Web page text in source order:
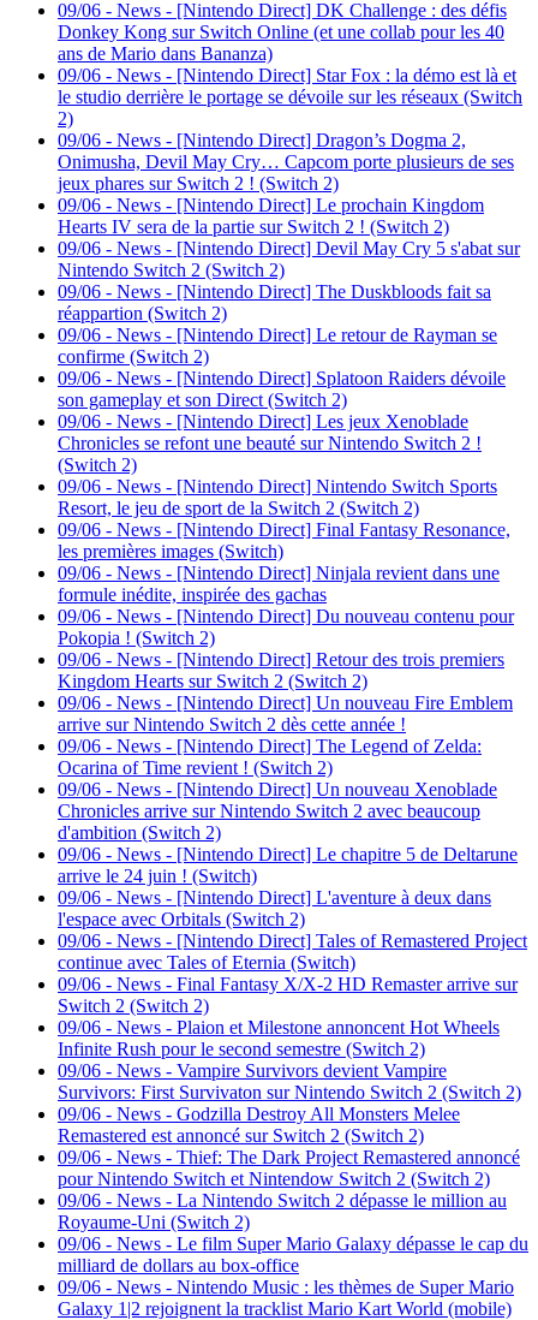
09/06 - News - [Nintendo Direct] DK Challenge : des défis
Donkey Kong sur Switch Online (et une collab pour les 40
ans de Mario dans Bananza)
09/06 - News - [Nintendo Direct] Star Fox : la démo est là et
le studio derrière le portage se dévoile sur les réseaux (Switch
2)
09/06 - News - [Nintendo Direct] Dragon’s Dogma 2,
Onimusha, Devil May Cry… Capcom porte plusieurs de ses
jeux phares sur Switch 2 ! (Switch 2)
09/06 - News - [Nintendo Direct] Le prochain Kingdom
Hearts IV sera de la partie sur Switch 2 ! (Switch 2)
09/06 - News - [Nintendo Direct] Devil May Cry 5 s'abat sur
Nintendo Switch 2 (Switch 2)
09/06 - News - [Nintendo Direct] The Duskbloods fait sa
réappartion (Switch 2)
09/06 - News - [Nintendo Direct] Le retour de Rayman se
confirme (Switch 2)
09/06 - News - [Nintendo Direct] Splatoon Raiders dévoile
son gameplay et son Direct (Switch 2)
09/06 - News - [Nintendo Direct] Les jeux Xenoblade
Chronicles se refont une beauté sur Nintendo Switch 2 !
(Switch 2)
09/06 - News - [Nintendo Direct] Nintendo Switch Sports
Resort, le jeu de sport de la Switch 2 (Switch 2)
09/06 - News - [Nintendo Direct] Final Fantasy Resonance,
les premières images (Switch)
09/06 - News - [Nintendo Direct] Ninjala revient dans une
formule inédite, inspirée des gachas
09/06 - News - [Nintendo Direct] Du nouveau contenu pour
Pokopia ! (Switch 2)
09/06 - News - [Nintendo Direct] Retour des trois premiers
Kingdom Hearts sur Switch 2 (Switch 2)
09/06 - News - [Nintendo Direct] Un nouveau Fire Emblem
arrive sur Nintendo Switch 2 dès cette année !
09/06 - News - [Nintendo Direct] The Legend of Zelda:
Ocarina of Time revient ! (Switch 2)
09/06 - News - [Nintendo Direct] Un nouveau Xenoblade
Chronicles arrive sur Nintendo Switch 2 avec beaucoup
d'ambition (Switch 2)
09/06 - News - [Nintendo Direct] Le chapitre 5 de Deltarune
arrive le 24 juin ! (Switch)
09/06 - News - [Nintendo Direct] L'aventure à deux dans
l'espace avec Orbitals (Switch 2)
09/06 - News - [Nintendo Direct] Tales of Remastered Project
continue avec Tales of Eternia (Switch)
09/06 - News - Final Fantasy X/X-2 HD Remaster arrive sur
Switch 2 (Switch 2)
09/06 - News - Plaion et Milestone annoncent Hot Wheels
Infinite Rush pour le second semestre (Switch 2)
09/06 - News - Vampire Survivors devient Vampire
Survivors: First Survivaton sur Nintendo Switch 2 (Switch 2)
09/06 - News - Godzilla Destroy All Monsters Melee
Remastered est annoncé sur Switch 2 (Switch 2)
09/06 - News - Thief: The Dark Project Remastered annoncé
pour Nintendo Switch et Nintendow Switch 2 (Switch 2)
09/06 - News - La Nintendo Switch 2 dépasse le million au
Royaume-Uni (Switch 2)
09/06 - News - Le film Super Mario Galaxy dépasse le cap du
milliard de dollars au box-office
09/06 - News - Nintendo Music : les thèmes de Super Mario
Galaxy 1|2 rejoignent la tracklist Mario Kart World (mobile)